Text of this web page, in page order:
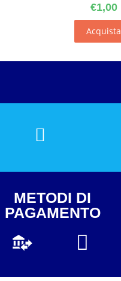
€1,00
Acquista
METODI DI
PAGAMENTO